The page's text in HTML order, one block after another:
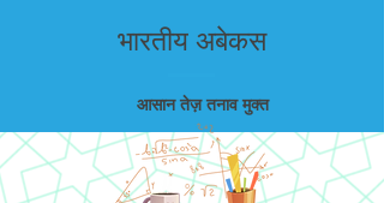
भारतीय अबेकस
आसान तेज़ तनाव मुक्त